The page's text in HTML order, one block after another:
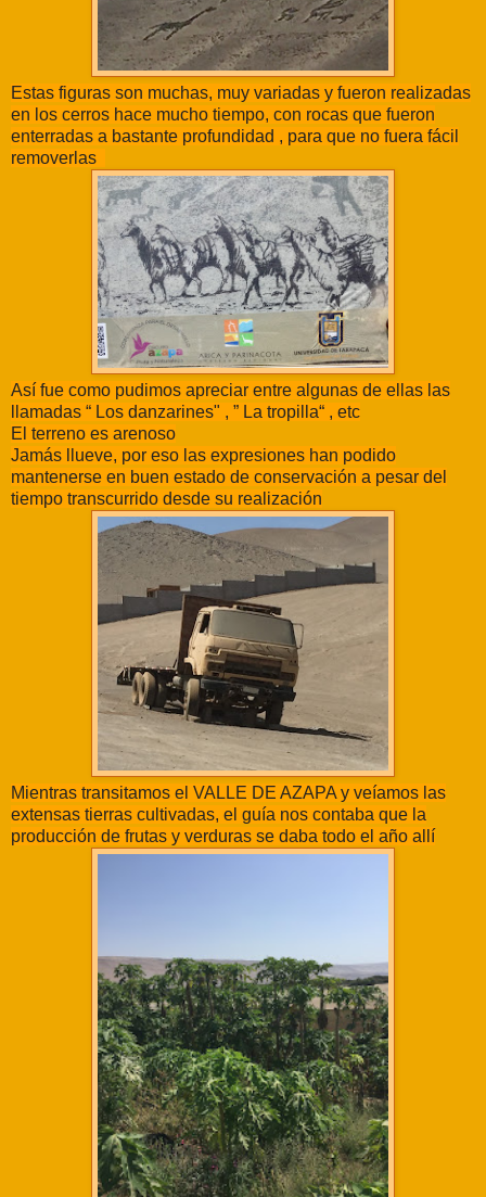
Estas figuras son muchas, muy variadas y fueron realizadas
en los cerros hace mucho tiempo, con rocas que fueron
enterradas a bastante profundidad , para que no fuera fácil
removerlas
Así fue como pudimos apreciar entre algunas de ellas las
llamadas “ Los danzarines" , ” La tropilla“ , etc
El terreno es arenoso
Jamás llueve, por eso las expresiones han podido
mantenerse en buen estado de conservación a pesar del
tiempo transcurrido desde su realización
Mientras transitamos el VALLE DE AZAPA y veíamos las
extensas tierras cultivadas, el guía nos contaba que la
producción de frutas y verduras se daba todo el año allí